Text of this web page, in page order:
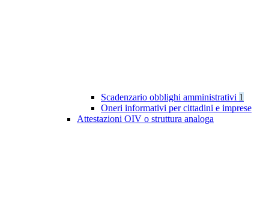
Scadenzario obblighi amministrativi 1
Oneri informativi per cittadini e imprese
Attestazioni OIV o struttura analoga